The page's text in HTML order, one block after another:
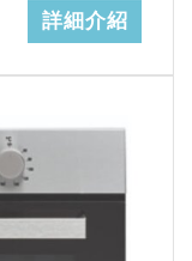
詳細介紹